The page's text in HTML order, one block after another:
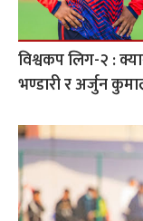
विश्वकप लिग-२ :
भण्डारी र अर्जुन